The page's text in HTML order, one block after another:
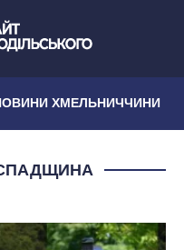
ХМЕЛЬНИЧЧИНИ